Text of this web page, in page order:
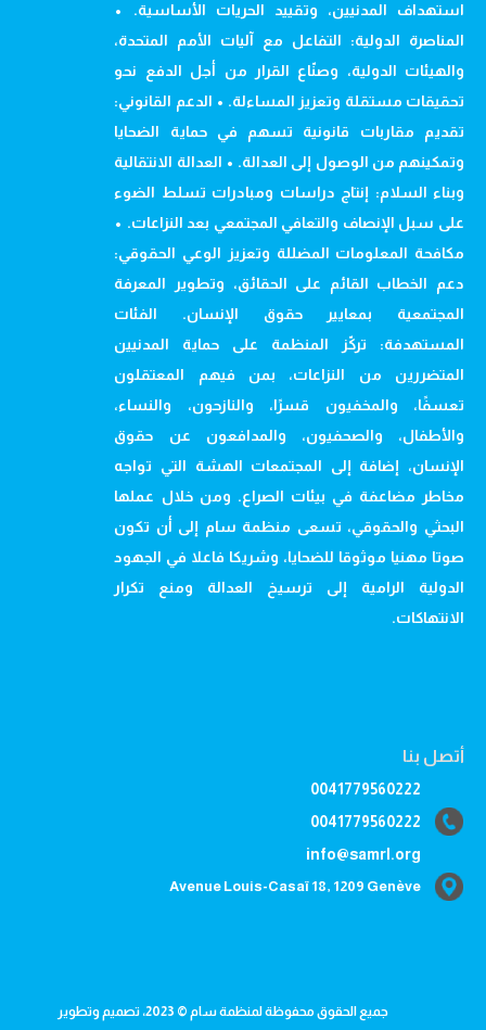
استهداف المدنيين، وتقييد الحريات الأساسية. •
المناصرة الدولية: التفاعل مع آليات الأمم المتحدة،
والهيئات الدولية، وصنّاع القرار من أجل الدفع نحو
تحقيقات مستقلة وتعزيز المساءلة. • الدعم القانوني:
تقديم مقاربات قانونية تسهم في حماية الضحايا
وتمكينهم من الوصول إلى العدالة. • العدالة الانتقالية
وبناء السلام: إنتاج دراسات ومبادرات تسلط الضوء
على سبل الإنصاف والتعافي المجتمعي بعد النزاعات. •
مكافحة المعلومات المضللة وتعزيز الوعي الحقوقي:
دعم الخطاب القائم على الحقائق، وتطوير المعرفة
المجتمعية بمعايير حقوق الإنسان. الفئات
المستهدفة: تركّز المنظمة على حماية المدنيين
المتضررين من النزاعات، بمن فيهم المعتقلون
تعسفًا، والمخفيون قسرًا، والنازحون، والنساء،
والأطفال، والصحفيون، والمدافعون عن حقوق
الإنسان، إضافة إلى المجتمعات الهشة التي تواجه
مخاطر مضاعفة في بيئات الصراع. ومن خلال عملها
البحثي والحقوقي، تسعى منظمة سام إلى أن تكون
صوتا مهنيا موثوقا للضحايا، وشريكا فاعلا في الجهود
الدولية الرامية إلى ترسيخ العدالة ومنع تكرار
الانتهاكات.
أتصل بنا
0041779560222
0041779560222
info@samrl.org
Avenue Louis-Casaï 18, 1209 Genève
جميع الحقوق محفوظة لمنظمة سام © 2023، تصميم وتطوير